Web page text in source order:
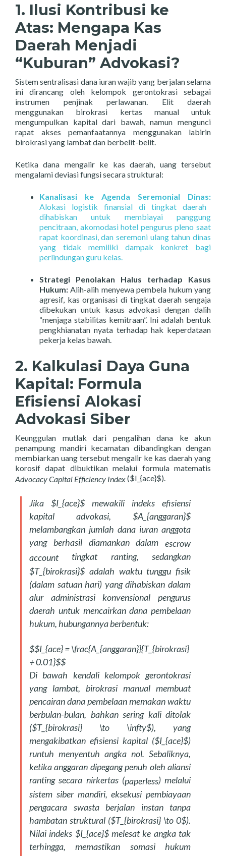
1. Ilusi Kontribusi ke
Atas: Mengapa Kas
Daerah Menjadi
“Kuburan” Advokasi?
Sistem sentralisasi dana iuran wajib yang berjalan selama
ini dirancang oleh kelompok gerontokrasi sebagai
instrumen penjinak perlawanan. Elit daerah
menggunakan birokrasi kertas manual untuk
mengumpulkan kapital dari bawah,namun mengunci
rapat akses pemanfaatannya menggunakan labirin
birokrasi yang lambat dan berbelit-belit.
Ketika dana mengalir ke kas daerah, uang tersebut
mengalami deviasi fungsi secara struktural:
Kanalisasi ke Agenda Seremonial Dinas:
Alokasi logistik finansial di tingkat daerah
dihabiskan untuk membiayai panggung
pencitraan, akomodasi hotel pengurus pleno saat
rapat koordinasi,dan seremoni ulang tahun dinas
yang tidak memiliki dampak konkret bagi
perlindungan guru kelas.
Strategi Penolakan Halus terhadap Kasus
Hukum: Alih-alih menyewa pembela hukum yang
agresif, kas organisasi di tingkat daerah sengaja
dibekukan untuk kasus advokasi dengan dalih
“menjaga stabilitas kemitraan”. Ini adalah bentuk
pengkhianatan nyata terhadap hak keperdataan
pekerja kelas bawah.
2. Kalkulasi Daya Guna
Kapital: Formula
Efisiensi Alokasi
Advokasi Siber
Keunggulan mutlak dari pengalihan dana ke akun
penampung mandiri kecamatan dibandingkan dengan
membiarkan uang tersebut mengalir ke kas daerah yang
korosif dapat dibuktikan melalui formula matematis
Advocacy Capital Efficiency Index($I_{ace}$).
Jika $I_{ace}$ mewakili indeks efisiensi
kapital advokasi, $A_{anggaran}$
melambangkan jumlah dana iuran anggota
yang berhasil diamankan dalam escrow
accounttingkat ranting, sedangkan
$T_{birokrasi}$ adalah waktu tunggu fisik
(dalam satuan hari) yang dihabiskan dalam
alur administrasi konvensional pengurus
daerah untuk mencairkan dana pembelaan
hukum, hubungannya berbentuk:
$$I_{ace} = \frac{A_{anggaran}}{T_{birokrasi}
+ 0.01}$$
Di bawah kendali kelompok gerontokrasi
yang lambat, birokrasi manual membuat
pencairan dana pembelaan memakan waktu
berbulan-bulan, bahkan sering kali ditolak
($T_{birokrasi} \to \infty$), yang
mengakibatkan efisiensi kapital ($I_{ace}$)
runtuh menyentuh angka nol. Sebaliknya,
ketika anggaran dipegang penuh oleh aliansi
ranting secara nirkertas (paperless) melalui
sistem siber mandiri, eksekusi pembiayaan
pengacara swasta berjalan instan tanpa
hambatan struktural ($T_{birokrasi} \to 0$).
Nilai indeks $I_{ace}$melesat ke angka tak
terhingga, memastikan somasi hukum